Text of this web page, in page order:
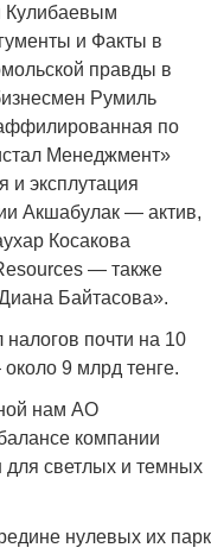
Кулибаевым
и Факты в
правды в
Румиль
по
Менеджмент»
и эксплутация
Акшабулак — актив,
Косакова
— также
Байтасова».
почти на 10
9 млрд тенге.
нам АО
компании
для светлых и темных
нулевых их парк